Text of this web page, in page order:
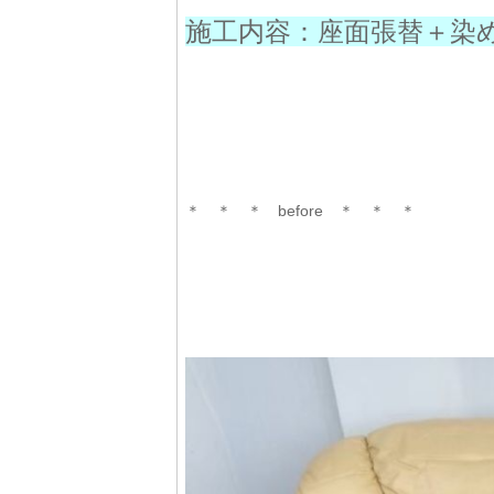
施工内容：座面張替＋染
＊ ＊ ＊ before ＊ ＊ ＊